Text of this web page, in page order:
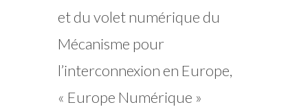
et du volet numérique du
Mécanisme pour
l’interconnexion en Europe,
« Europe Numérique »